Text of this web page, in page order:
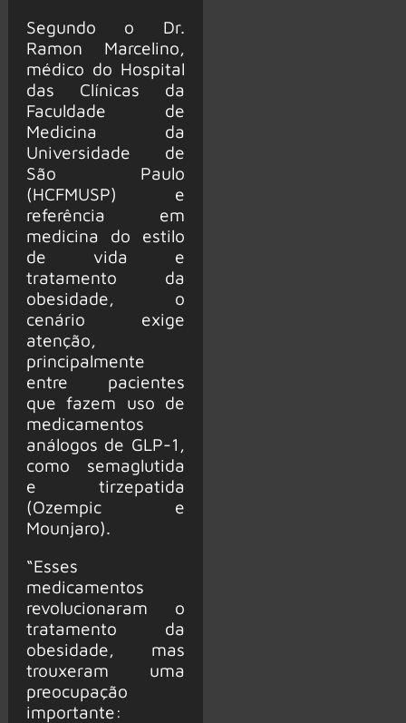
Segundo o Dr.
Ramon Marcelino,
médico do Hospital
das Clínicas da
Faculdade de
Medicina da
Universidade de
São Paulo
(HCFMUSP) e
referência em
medicina do estilo
de vida e
tratamento da
obesidade, o
cenário exige
atenção,
principalmente
entre pacientes
que fazem uso de
medicamentos
análogos de GLP-1,
como semaglutida
e tirzepatida
(Ozempic e
Mounjaro).
“Esses
medicamentos
revolucionaram o
tratamento da
obesidade, mas
trouxeram uma
preocupação
importante: